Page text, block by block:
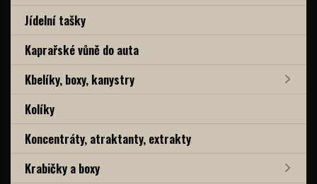
Jídelní tašky
Kaprařské vůně do auta
Kbelíky, boxy, kanystry
Kolíky
Koncentráty, atraktanty, extrakty
Krabičky a boxy